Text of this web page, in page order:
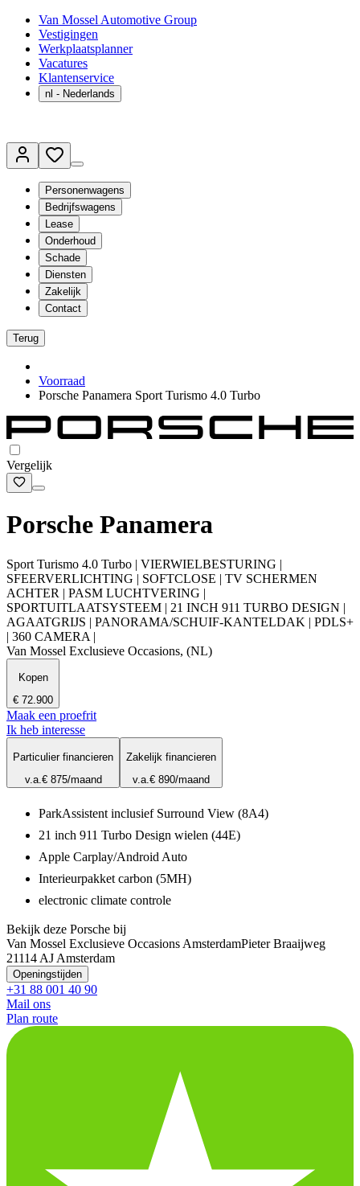
Van Mossel Automotive Group
Vestigingen
Werkplaatsplanner
Vacatures
Klantenservice
nl - Nederlands
Personenwagens
Bedrijfswagens
Lease
Onderhoud
Schade
Diensten
Zakelijk
Contact
Terug
Voorraad
Porsche Panamera Sport Turismo 4.0 Turbo
Vergelijk
Porsche Panamera
Sport Turismo 4.0 Turbo | VIERWIELBESTURING |
SFEERVERLICHTING | SOFTCLOSE | TV SCHERMEN
ACHTER | PASM LUCHTVERING |
SPORTUITLAATSYSTEEM | 21 INCH 911 TURBO DESIGN |
AGAATGRIJS | PANORAMA/SCHUIF-KANTELDAK | PDLS+
| 360 CAMERA |
Van Mossel Exclusieve Occasions, (NL)
Kopen
€ 72.900
Maak een proefrit
Ik heb interesse
Particulier financieren
v.a. € 875/maand
Zakelijk financieren
v.a. € 890/maand
ParkAssistent inclusief Surround View (8A4)
21 inch 911 Turbo Design wielen (44E)
Apple Carplay/Android Auto
Interieurpakket carbon (5MH)
electronic climate controle
Bekijk deze Porsche bij
Van Mossel Exclusieve Occasions AmsterdamPieter Braaijweg
21114 AJ Amsterdam
Openingstijden
+31 88 001 40 90
Mail ons
Plan route